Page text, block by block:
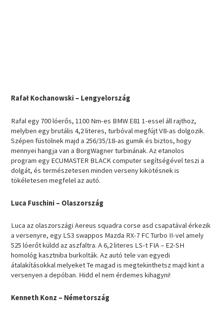
Rafał Kochanowski – Lengyelország
Rafal egy 700 lóerős, 1100 Nm-es BMW E81 1-essel áll rajthoz,
melyben egy brutális 4,2 literes, turbóval megfújt V8-as dolgozik.
Szépen füstölnek majd a 256/35/18-as gumik és biztos, hogy
mennyei hangja van a BorgWagner turbinának. Az etanolos
program egy ECUMASTER BLACK computer segítségével teszi a
dolgát, és természetesen minden verseny kikötésnek is
tökéletesen megfelel az autó.
Luca Fuschini – Olaszország
Luca az olaszországi Aereus squadra corse asd csapatával érkezik
a versenyre, egy LS3 swappos Mazda RX-7 FC Turbo II-vel amely
525 lóerőt küldd az aszfaltra. A 6,2 literes LS-t FIA – E2-SH
homológ kasztniba burkolták. Az autó tele van egyedi
átalakításokkal melyeket Te magad is megtekinthetsz majd kint a
versenyen a depóban. Hidd el nem érdemes kihagyni!
Kenneth Konz – Németország